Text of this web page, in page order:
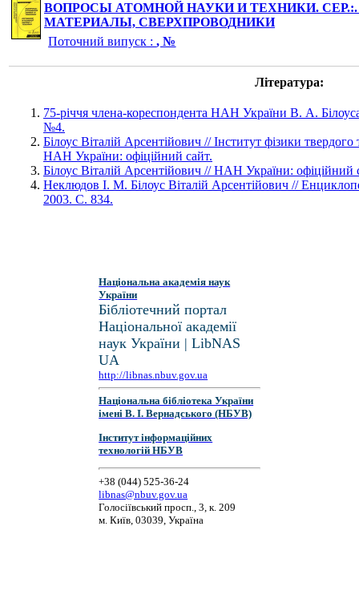
ВОПРОСЫ АТОМНОЙ НАУКИ И ТЕХНИКИ.
МАТЕРИАЛЫ, СВЕРХПРОВОДНИКИ
Поточний випуск :, №
Література:
75-річчя члена-кореспондента НАН України В. А.
№4.
Білоус Віталій Арсентійович // Інститут фізики твердого
НАН України: офіційний сайт.
Білоус Віталій Арсентійович // НАН України: офіційний
Неклюдов І. М. Білоус Віталій Арсентійович //
2003. С. 834.
Національна академія наук
України
Бібліотечний портал
Національної академії
наук України | LibNAS
UA
http://libnas.nbuv.gov.ua
Національна бібліотека України
імені В. І. Вернадського (НБУВ)
Інститут інформаційних
технологій НБУВ
+38 (044) 525-36-24
libnas@nbuv.gov.ua
Голосіївський просп., 3, к. 209
м. Київ, 03039, Україна